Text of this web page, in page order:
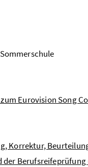
Eurovision Song
Korrektur,